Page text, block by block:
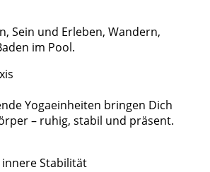
Sein und Erleben, Wandern,
im Pool.
Yogaeinheiten bringen Dich
– ruhig, stabil und präsent.
innere Stabilität